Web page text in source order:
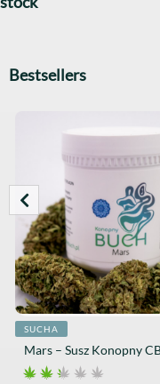
Bestsellers
SUCHA
Mars – Susz Konopny